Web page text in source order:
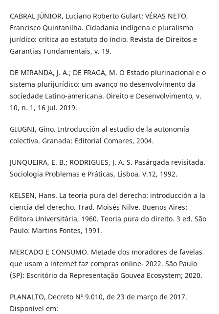
CABRAL JÚNIOR, Luciano Roberto Gulart; VÉRAS NETO,
Francisco Quintanilha. Cidadania indígena e pluralismo
jurídico: crítica ao estatuto do índio. Revista de Direitos e
Garantias Fundamentais, v. 19.
DE MIRANDA, J. A.; DE FRAGA, M. O Estado plurinacional e o
sistema plurijurídico: um avanço no desenvolvimento da
sociedade Latino-americana. Direito e Desenvolvimento, v.
10, n. 1, 16 jul. 2019.
GIUGNI, Gino. Introducción al estudio de la autonomía
colectiva. Granada: Editorial Comares, 2004.
JUNQUEIRA, E. B.; RODRIGUES, J. A. S. Pasárgada revisitada.
Sociologia Problemas e Práticas, Lisboa, V.12, 1992.
KELSEN, Hans. La teoria pura del derecho: introducción a la
ciencia del derecho. Trad. Moisés Nilve. Buenos Aires:
Editora Universitária, 1960. Teoria pura do direito. 3 ed. São
Paulo: Martins Fontes, 1991.
MERCADO E CONSUMO. Metade dos moradores de favelas
que usam a internet faz compras online- 2022. São Paulo
(SP): Escritório da Representação Gouvea Ecosystem; 2020.
PLANALTO, Decreto Nº 9.010, de 23 de março de 2017.
Disponível em: